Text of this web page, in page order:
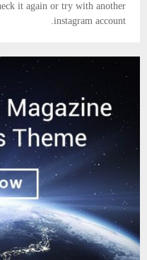
it again or try with another
instagram account.